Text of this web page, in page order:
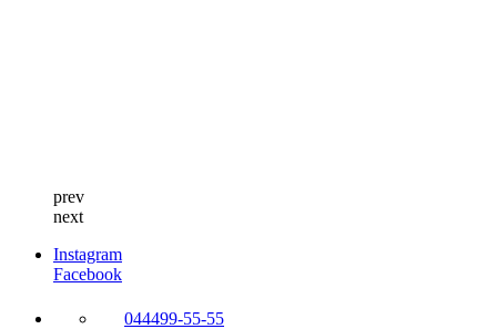
prev
next
Instagram
Facebook
044499-55-55